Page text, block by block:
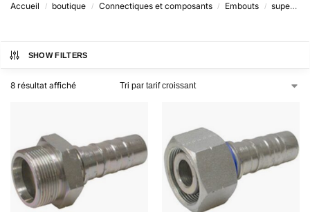
Accueil / boutique / Connectiques et composants / Embouts / superspiral
SHOW FILTERS
8 résultat affiché